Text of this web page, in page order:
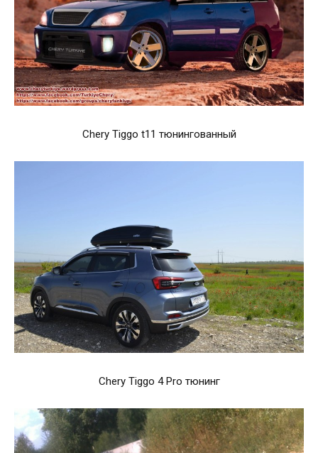
Chery Tiggo t11 тюнингованный
Chery Tiggo 4 Pro тюнинг